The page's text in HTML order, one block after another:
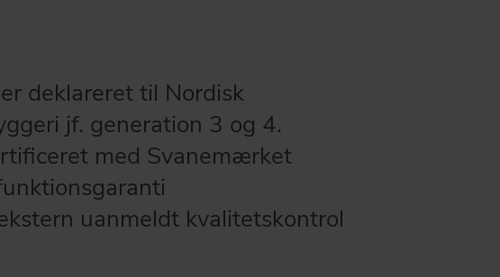
deklareret til Nordisk
jf. generation 3 og 4.
med Svanemærket
uanmeldt kvalitetskontrol